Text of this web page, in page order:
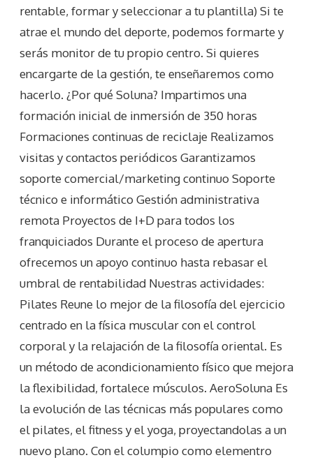
rentable, formar y seleccionar a tu plantilla) Si te
atrae el mundo del deporte, podemos formarte y
serás monitor de tu propio centro. Si quieres
encargarte de la gestión, te enseñaremos como
hacerlo. ¿Por qué Soluna? Impartimos una
formación inicial de inmersión de 350 horas
Formaciones continuas de reciclaje Realizamos
visitas y contactos periódicos Garantizamos
soporte comercial/marketing continuo Soporte
técnico e informático Gestión administrativa
remota Proyectos de I+D para todos los
franquiciados Durante el proceso de apertura
ofrecemos un apoyo continuo hasta rebasar el
umbral de rentabilidad Nuestras actividades:
Pilates Reune lo mejor de la filosofía del ejercicio
centrado en la física muscular con el control
corporal y la relajación de la filosofía oriental. Es
un método de acondicionamiento físico que mejora
la flexibilidad, fortalece músculos. AeroSoluna Es
la evolución de las técnicas más populares como
el pilates, el fitness y el yoga, proyectandolas a un
nuevo plano. Con el columpio como elementro